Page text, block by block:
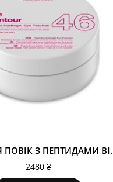
ПАТЧІ ДЛЯ ПОВІК З
2480 ₴